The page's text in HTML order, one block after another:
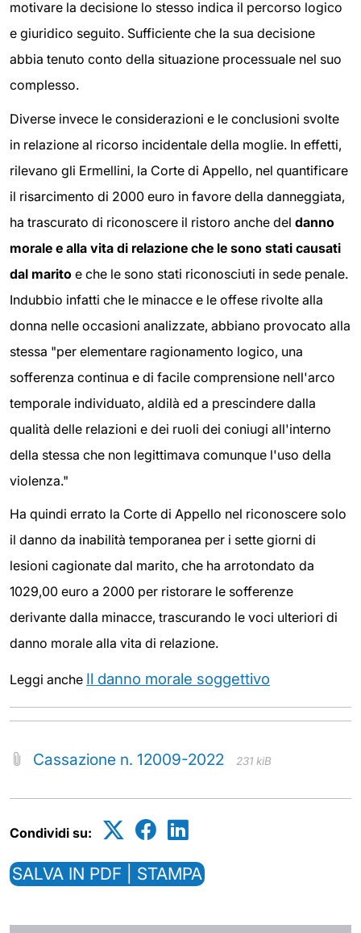
motivare la decisione lo stesso indica il percorso logico
e giuridico seguito. Sufficiente che la sua decisione
abbia tenuto conto della situazione processuale nel suo
complesso.
Diverse invece le considerazioni e le conclusioni svolte
in relazione al ricorso incidentale della moglie. In effetti,
rilevano gli Ermellini, la Corte di Appello, nel quantificare
il risarcimento di 2000 euro in favore della danneggiata,
ha trascurato di riconoscere il ristoro anche del danno
morale e alla vita di relazione che le sono stati causati
dal marito e che le sono stati riconosciuti in sede penale.
Indubbio infatti che le minacce e le offese rivolte alla
donna nelle occasioni analizzate, abbiano provocato alla
stessa "per elementare ragionamento logico, una
sofferenza continua e di facile comprensione nell'arco
temporale individuato, aldilà ed a prescindere dalla
qualità delle relazioni e dei ruoli dei coniugi all'interno
della stessa che non legittimava comunque l'uso della
violenza."
Ha quindi errato la Corte di Appello nel riconoscere solo
il danno da inabilità temporanea per i sette giorni di
lesioni cagionate dal marito, che ha arrotondato da
1029,00 euro a 2000 per ristorare le sofferenze
derivante dalla minacce, trascurando le voci ulteriori di
danno morale alla vita di relazione.
Leggi anche Il danno morale soggettivo
Cassazione n. 12009-2022 231 kiB
Condividi su:
SALVA IN PDF | STAMPA